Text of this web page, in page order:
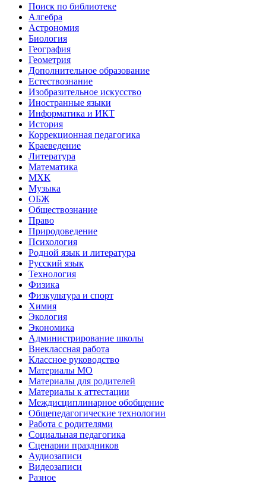
Поиск по библиотеке
Алгебра
Астрономия
Биология
География
Геометрия
Дополнительное образование
Естествознание
Изобразительное искусство
Иностранные языки
Информатика и ИКТ
История
Коррекционная педагогика
Краеведение
Литература
Математика
МХК
Музыка
ОБЖ
Обществознание
Право
Природоведение
Психология
Родной язык и литература
Русский язык
Технология
Физика
Физкультура и спорт
Химия
Экология
Экономика
Администрирование школы
Внеклассная работа
Классное руководство
Материалы МО
Материалы для родителей
Материалы к аттестации
Междисциплинарное обобщение
Общепедагогические технологии
Работа с родителями
Социальная педагогика
Сценарии праздников
Аудиозаписи
Видеозаписи
Разное